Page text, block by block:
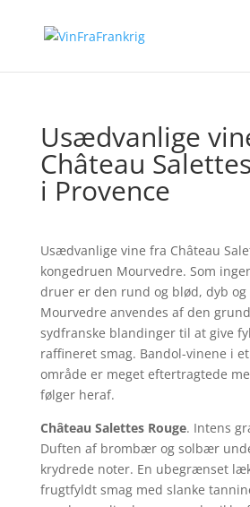
Usædvanlige
Château
i Provence
Usædvanlige vine fra Château
kongedruen Mourvedre. Som
druer er den rund og blød, dyb og
Mourvedre anvendes af den
sydfranske blandinger til at give
raffineret smag. Bandol-vinene i
område er meget eftertragtede
følger heraf.
Château Salettes Rouge. Intens
Duften af brombær og solbær
krydrede noter. En ubegrænset
frugtfyldt smag med slanke